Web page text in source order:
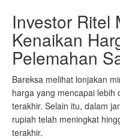
Investor Ritel
Kenaikan
Pelemahan
Bareksa melihat lonjakan
harga yang mencapai lebih
terakhir. Selain itu, dalam
rupiah telah meningkat
terakhir.